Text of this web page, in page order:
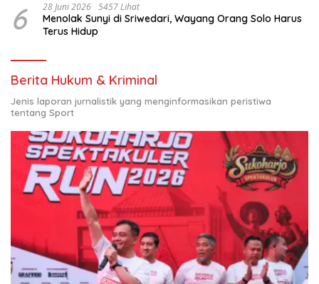
6 28 Juni 2026 5457 Lihat
Menolak Sunyi di Sriwedari, Wayang Orang Solo Harus
Terus Hidup
Berita Hukum & Kriminal
Jenis laporan jurnalistik yang menginformasikan peristiwa
tentang Sport